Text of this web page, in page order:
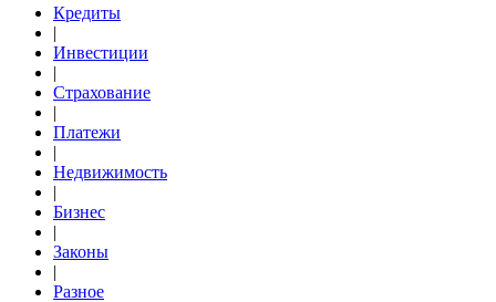
Кредиты
|
Инвестиции
|
Страхование
|
Платежи
|
Недвижимость
|
Бизнес
|
Законы
|
Разное